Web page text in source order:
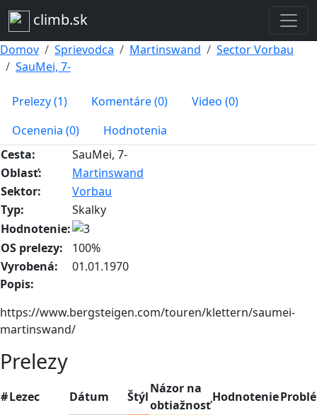
climb.sk
Domov Sprievodca Martinswand
Sector Vorbau
SauMei, 7-
Prelezy (1) Komentáre (0)
Video (0)
Ocenenia (0)
Hodnotenia
Cesta:
SauMei, 7-
Oblasť:
Martinswand
Sektor:
Vorbau
Typ:
Skalky
Hodnotenie:
OS prelezy:
100%
Vyrobená:
01.01.1970
Popis:
https://www.bergsteigen.com/touren/klettern/saumei-
martinswand/
Prelezy
#Lezec Dátum Štýl
Názor na
obtiažnosť
Hodnotenie